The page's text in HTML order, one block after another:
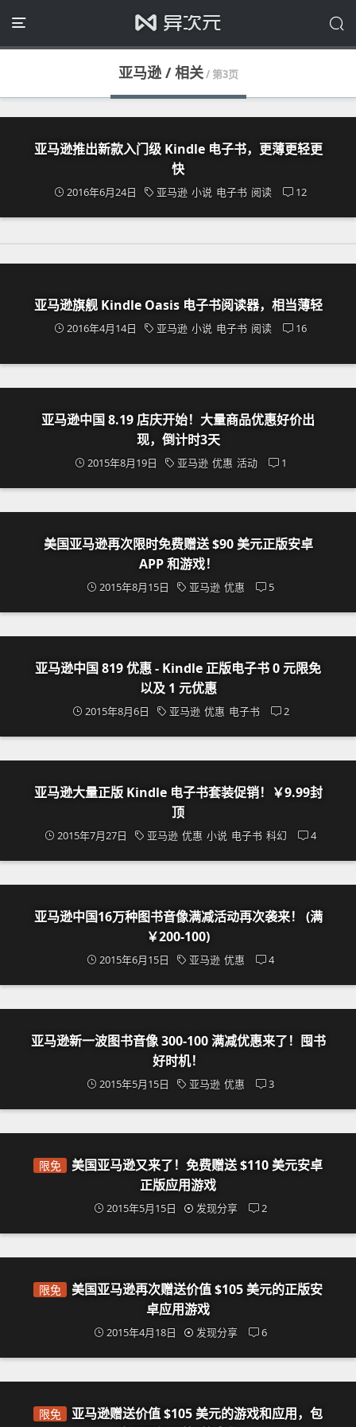
亚马逊 / 相关/ 第3页
亚马逊推出新款入门级 Kindle 电子书，更薄更轻更
快
2016年6月24日 亚马逊 小说 电子书 阅读 12
亚马逊旗舰 Kindle Oasis 电子书阅读器，相当薄轻
2016年4月14日 亚马逊 小说 电子书 阅读 16
亚马逊中国 8.19 店庆开始！大量商品优惠好价出
现，倒计时3天
2015年8月19日 亚马逊 优惠 活动 1
美国亚马逊再次限时免费赠送 $90 美元正版安卓
APP 和游戏！
2015年8月15日 亚马逊 优惠 5
亚马逊中国 819 优惠 - Kindle 正版电子书 0 元限免
以及 1 元优惠
2015年8月6日 亚马逊 优惠 电子书 2
亚马逊大量正版 Kindle 电子书套装促销！￥9.99封
顶
2015年7月27日 亚马逊 优惠 小说 电子书 科幻 4
亚马逊中国16万种图书音像满减活动再次袭来！ (满
￥200-100)
2015年6月15日 亚马逊 优惠 4
亚马逊新一波图书音像 300-100 满减优惠来了！囤书
好时机！
2015年5月15日 亚马逊 优惠 3
限免
美国亚马逊又来了！免费赠送 $110 美元安卓
正版应用游戏
2015年5月15日 发现分享 2
限免
美国亚马逊再次赠送价值 $105 美元的正版安
卓应用游戏
2015年4月18日 发现分享 6
限免
亚马逊赠送价值 $105 美元的游戏和应用，包